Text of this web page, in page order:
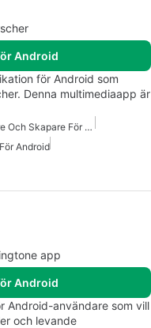
Android
för Android som
Denna multimediaapp är
Ringsignal Klippare Och Skapare För Android
Android
app
Android
Android-användare som vill
och levande